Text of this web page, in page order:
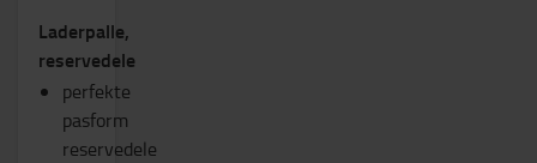
Laderpalle,
reservedele
perfekte
pasform
reservedele